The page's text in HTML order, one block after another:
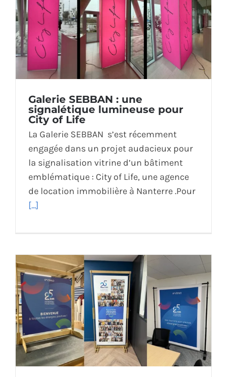
Galerie SEBBAN : une
signalétique lumineuse pour
City of Life
La Galerie SEBBAN s’est récemment
engagée dans un projet audacieux pour
la signalisation vitrine d’un bâtiment
emblématique : City of Life, une agence
de location immobilière à Nanterre .Pour
[...]